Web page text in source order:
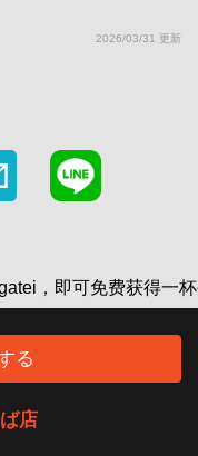
2026/03/31 更新
，即可免费获得一
る
店